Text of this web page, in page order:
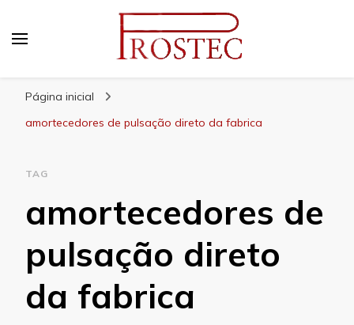
Página inicial
amortecedores de pulsação direto da fabrica
TAG
amortecedores de
pulsação direto
da fabrica